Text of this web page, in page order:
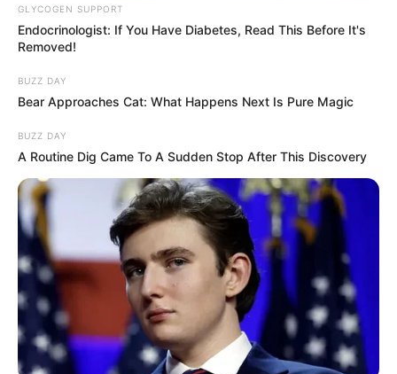
GLYCOGEN SUPPORT
Endocrinologist: If You Have Diabetes, Read This Before It's
Removed!
BUZZ DAY
Bear Approaches Cat: What Happens Next Is Pure Magic
BUZZ DAY
A Routine Dig Came To A Sudden Stop After This Discovery